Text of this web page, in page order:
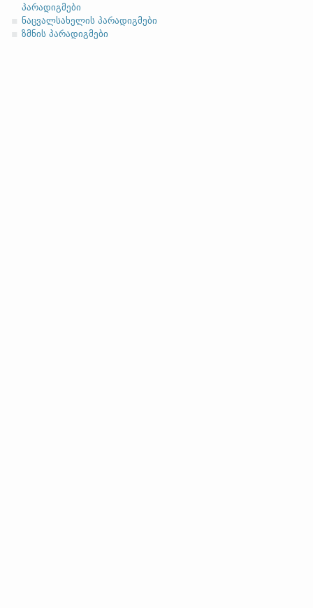
პარადიგმები
ნაცვალსახელის პარადიგმები
ზმნის პარადიგმები